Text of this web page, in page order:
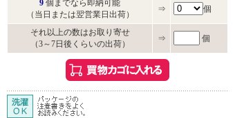
9 個までなら即納可能
（当日または翌営業日出荷）
⇒ 個
それ以上の数はお取り寄せ
（3～7日後くらいの出荷）
⇒ 個